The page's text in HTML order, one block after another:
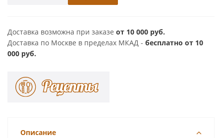
Доставка возможна при заказе от 10 000 руб.
Доставка по Москве в пределах МКАД - бесплатно от 10
000 руб.
Описание